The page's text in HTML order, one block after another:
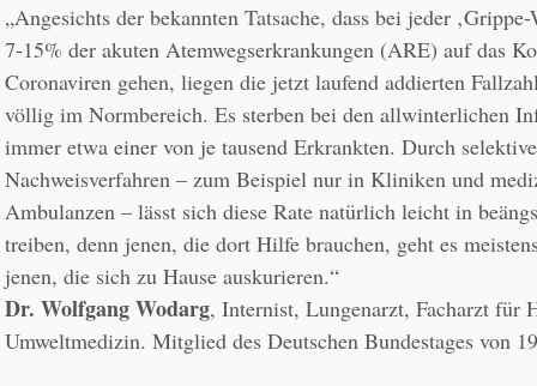
„Angesichts der bekannten Tatsache, dass bei jeder
7-15% der akuten Atemwegserkrankungen (ARE) auf das
Coronaviren gehen, liegen die jetzt laufend addierten
völlig im Normbereich. Es sterben bei den allwinterlichen
immer etwa einer von je tausend Erkrankten. Durch
Nachweisverfahren – zum Beispiel nur in Kliniken und
Ambulanzen – lässt sich diese Rate natürlich leicht in
treiben, denn jenen, die dort Hilfe brauchen, geht es
Dr. Wolfgang Wodarg, Internist, Lungenarzt, Facharzt für
Umweltmedizin. Mitglied des Deutschen Bundestages von